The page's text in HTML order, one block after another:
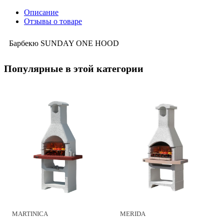
Описание
Отзывы о товаре
Барбекю SUNDAY ONE HOOD
Популярные в этой категории
MARTINICA MERIDA